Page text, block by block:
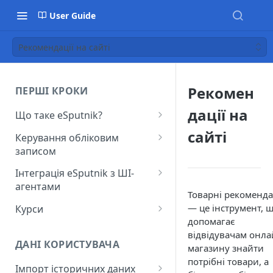
User Guide
Рекомендації на сайті
ПЕРШІ КРОКИ
Що таке eSputnik?
Початок роботи з eSputnik
Огляд основних розділів
eSputnik
Розумні кампанії з eSputnik:
практичний гід по ШІ
старт
Поширені питання:
Керування обліковим
записом
Створення акаунту
Підключення МФА
Керування користувачами
Інтеграція eSputnik з ШІ-
агентами
Налаштування плагіна Yespo
для Claude Code та Claude
Налаштування плагіна Yespo
для OpenAI Codex
Курси
ДАНІ КОРИСТУВАЧА
Імпорт історичних даних
Рекомен
дації на
сайті
Товарні
— це інструмент,
допомагає
відвідувачам
магазину знайти
потрібні товари, а